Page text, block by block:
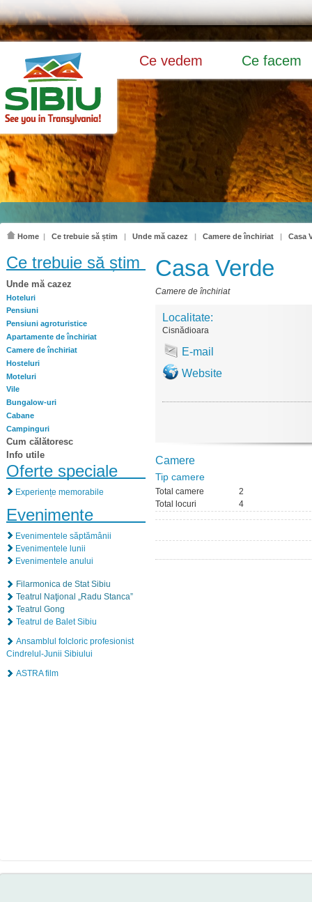
Ce vedem Ce facem
Home | Ce trebuie să știm | Unde mă cazez | Camere de închiriat | Casa
Ce trebuie să știm
Unde mă cazez
Hoteluri
Pensiuni
Pensiuni agroturistice
Apartamente de închiriat
Camere de închiriat
Hosteluri
Moteluri
Vile
Bungalow-uri
Cabane
Campinguri
Cum călătoresc
Info utile
Oferte speciale
Experiențe memorabile
Evenimente
Evenimentele săptămânii
Evenimentele lunii
Evenimentele anului
Filarmonica de Stat Sibiu
Teatrul Naţional „Radu Stanca”
Teatrul Gong
Teatrul de Balet Sibiu
Ansamblul folcloric profesionist
Cindrelul-Junii Sibiului
ASTRA film
Casa Verde
Camere de închiriat
Localitate:
Cisnădioara
E-mail
Website
Camere
Tip camere
Total camere
2
Total locuri
4